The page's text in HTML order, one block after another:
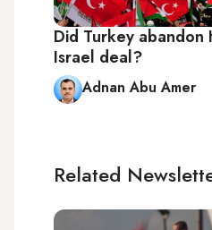
Did Turkey abandon
Israel deal?
Adnan Abu Amer
Related